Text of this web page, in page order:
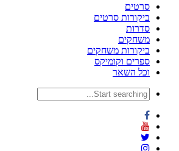
סרטים
ביקורות סרטים
סדרות
משחקים
ביקורות משחקים
ספרים וקומיקס
וכל השאר